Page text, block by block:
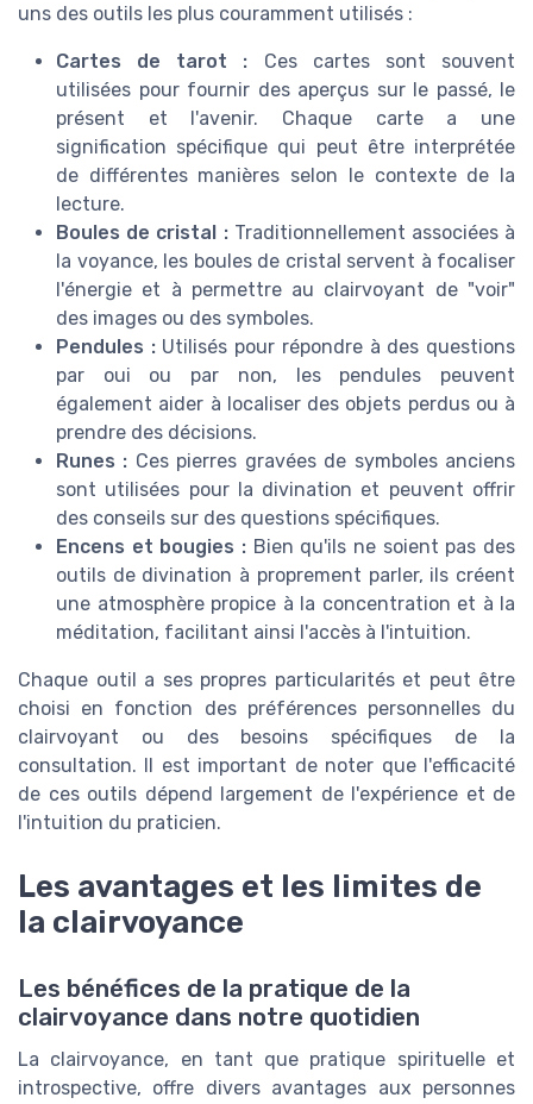
uns des outils les plus couramment utilisés :
Cartes de tarot : Ces cartes sont souvent
utilisées pour fournir des aperçus sur le passé, le
présent et l'avenir. Chaque carte a une
signification spécifique qui peut être interprétée
de différentes manières selon le contexte de la
lecture.
Boules de cristal :Traditionnellement associées à
la voyance, les boules de cristal servent à focaliser
l'énergie et à permettre au clairvoyant de "voir"
des images ou des symboles.
Pendules :Utilisés pour répondre à des questions
par oui ou par non, les pendules peuvent
également aider à localiser des objets perdus ou à
prendre des décisions.
Runes : Ces pierres gravées de symboles anciens
sont utilisées pour la divination et peuvent offrir
des conseils sur des questions spécifiques.
Encens et bougies : Bien qu'ils ne soient pas des
outils de divination à proprement parler, ils créent
une atmosphère propice à la concentration et à la
méditation, facilitant ainsi l'accès à l'intuition.
Chaque outil a ses propres particularités et peut être
choisi en fonction des préférences personnelles du
clairvoyant ou des besoins spécifiques de la
consultation. Il est important de noter que l'efficacité
de ces outils dépend largement de l'expérience et de
l'intuition du praticien.
Les avantages et les limites de
la clairvoyance
Les bénéfices de la pratique de la
clairvoyance dans notre quotidien
La clairvoyance, en tant que pratique spirituelle et
introspective, offre divers avantages aux personnes